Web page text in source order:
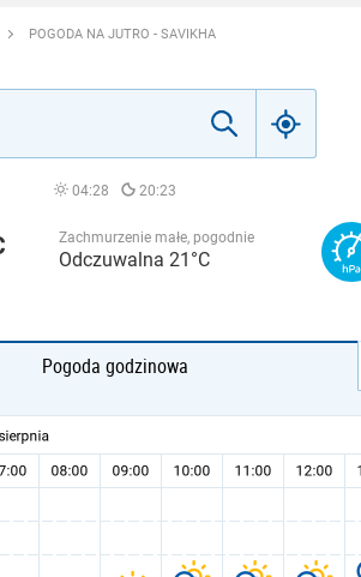
POGODA NA JUTRO - SAVIKHA
04:28 20:23
Zachmurzenie małe, pogodnie
Odczuwalna 21°C
Pogoda godzinowa